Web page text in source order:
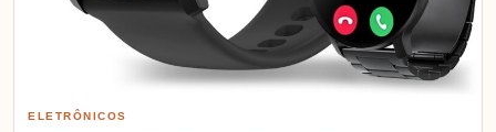
ELETRÔNICOS